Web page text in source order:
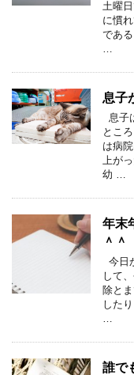
土曜
に慣
であ
息子
息子
とこ
は病
上が
幼 …
年末
＾＾
今日
して
除と
した
誰で